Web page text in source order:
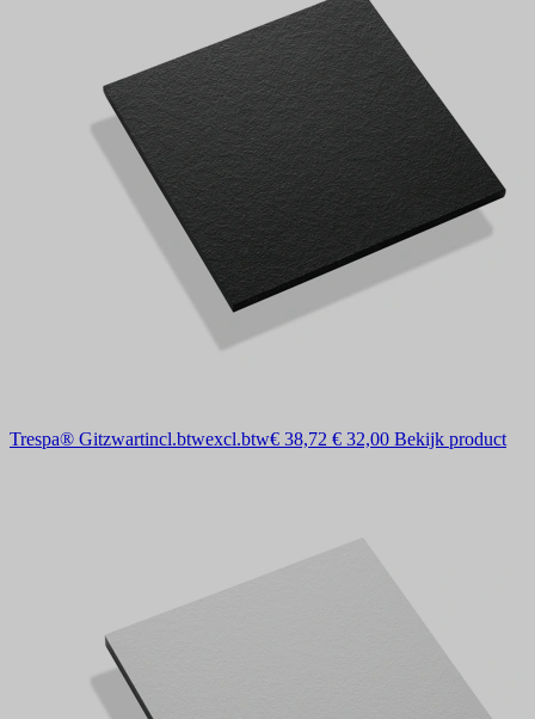
Trespa® Gitzwartincl.btwexcl.btw€ 38,72 € 32,00 Bekijk product